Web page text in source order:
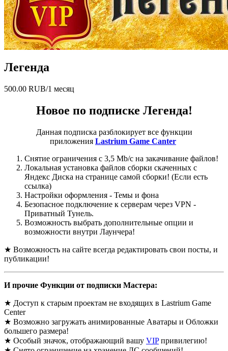
Легенда
500.00 RUB/1 месяц
Новое по подписке Легенда!
Данная подписка разблокирует все функции
приложения Lastrium Game Canter
Снятие ограничения с 3,5 Mb/c на закачивание файлов!
Локальная установка файлов сборки скаченных с
Яндекс Диска на странице самой сборки! (Если есть
ссылка)
Настройки оформления - Темы и фона
Безопасное подключение к серверам через VPN -
Приватный Тунель.
Возможность выбрать дополнительные опции и
возможности внутри Лаунчера!
★ Возможность на сайте всегда редактировать свои посты, и
публикации!
И прочие Функции от подписки Мастера:
★ Доступ к старым проектам не входящих в Lastrium Game
Center
★ Возможно загружать анимированные Аватары и Обложки
большего размера!
★ Особый значок, отображающий вашу VIPпривилегию!